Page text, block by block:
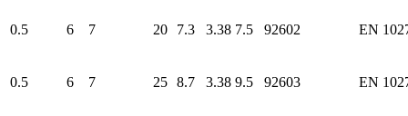
0.5 6 7 20 7.3 3.38 7.5 92602 EN
0.5 6 7 25 8.7 3.38 9.5 92603 EN